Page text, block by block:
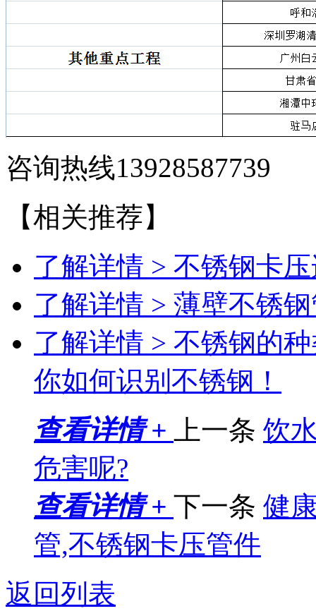
咨询热线13928587739
【相关推荐】
了解详情 > 不锈钢卡
了解详情 > 薄壁不锈
了解详情 > 不锈钢的
你如何识别不锈钢！
查看详情 +
上一条 饮
危害呢?
查看详情 + 下一条 健
管,不锈钢卡压管件
返回列表